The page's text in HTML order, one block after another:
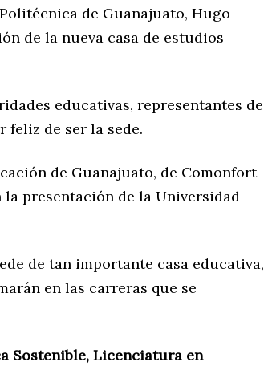
de Guanajuato, Hugo
de la nueva casa de estudios
educativas, representantes de
feliz de ser la sede.
de Guanajuato, de Comonfort
presentación de la Universidad
de tan importante casa educativa,
en las carreras que se
Sostenible, Licenciatura en